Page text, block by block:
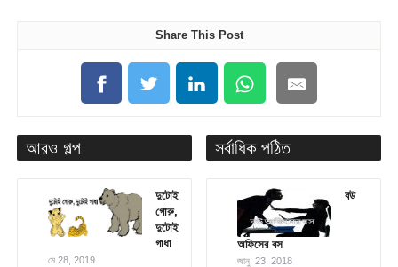
Share This Post
আরও গল্প
দুটোই
গোরু,
দুটোই
গাধা
মে 28, 2019
সর্বাধিক পঠিত
বউ
অফিসের বস
জানু. 23, 2018